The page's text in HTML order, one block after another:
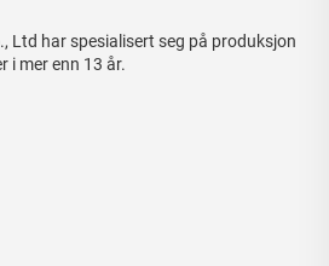
Ltd har spesialisert seg på produksjon
i mer enn 13 år.